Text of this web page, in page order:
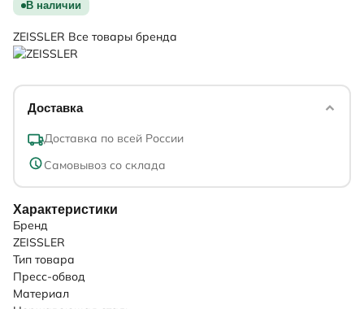
В наличии
ZEISSLER Все товары бренда
Доставка
Доставка по всей России
Самовывоз со склада
Характеристики
Бренд
ZEISSLER
Тип товара
Пресс-обвод
Материал